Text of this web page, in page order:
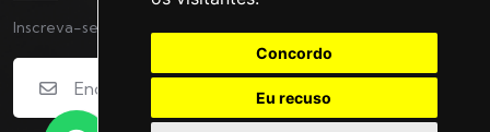
Concordo
Eu recuso
Inscreva-se na nossa Newsletter